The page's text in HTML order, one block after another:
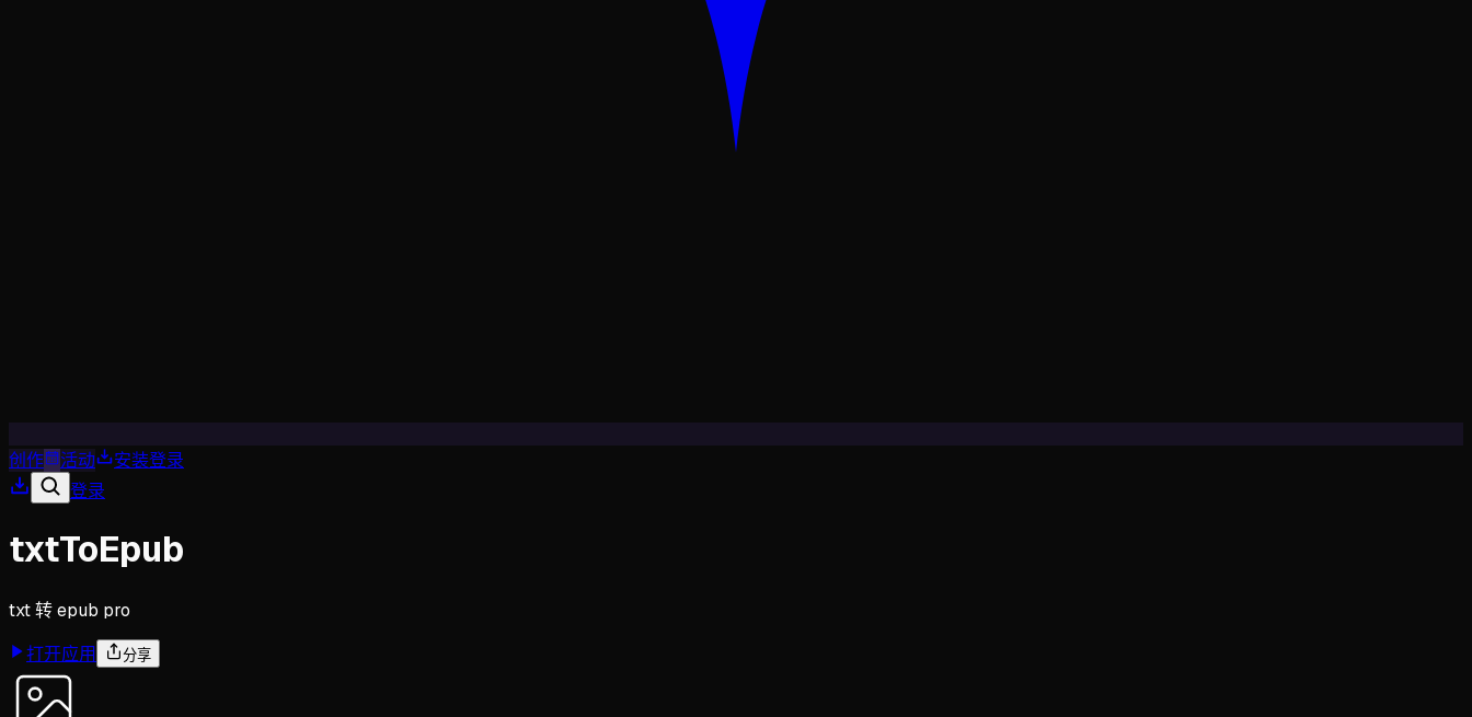
创作 活动 安装登录
登录
txtToEpub
txt 转 epub pro
打开应用
分享